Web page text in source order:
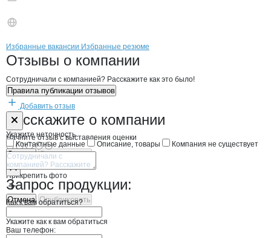
Брендыкомпани ДЕЛУР ТРК
Вакансии вДЕЛУР ТРК
Избранные вакансии Избранные резюме
Новости oДЕЛУР ТРК, ООО
Отзывы о компании
Сотрудничали с компанией? Расскажите как это было!
Правила публикации отзывов
Добавить отзыв
Расскажите о компании
Начните отзыв с выставления оценки
Прикрепить фото
Отмена Опубликовать
Форма обратной связи о неточностях
Укажите неточность
Контактные данные
Описание, товары Компания не существует
Отмена Опубликовать
Запрос продукции:
Как к вам обратиться?
Укажите как к вам обратиться
Ваш телефон: